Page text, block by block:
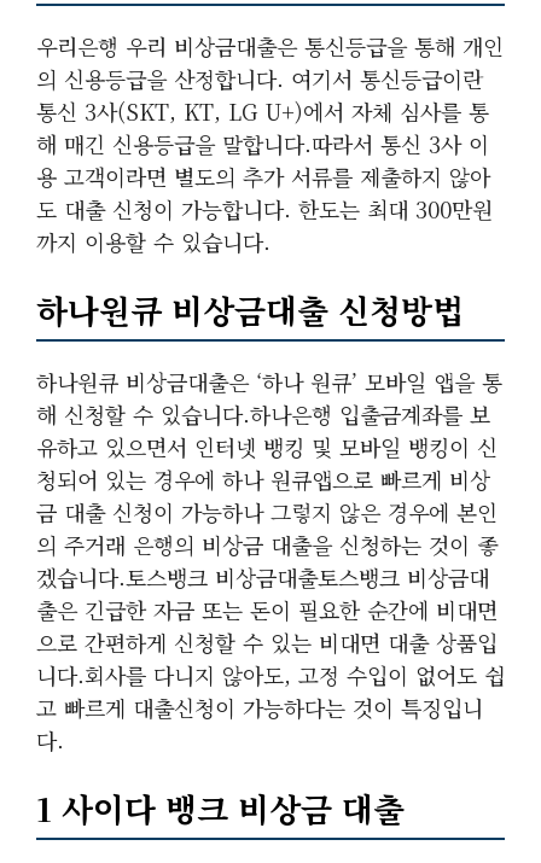
우리은행 우리 비상금대출은 통신등급을 통해 개인
의 신용등급을 산정합니다. 여기서 통신등급이란
통신 3사(SKT, KT, LG U+)에서 자체 심사를 통
해 매긴 신용등급을 말합니다.따라서 통신 3사 이
용 고객이라면 별도의 추가 서류를 제출하지 않아
도 대출 신청이 가능합니다. 한도는 최대 300만원
까지 이용할 수 있습니다.
하나원큐 비상금대출 신청방법
하나원큐 비상금대출은 ‘하나 원큐’ 모바일 앱을 통
해 신청할 수 있습니다.하나은행 입출금계좌를 보
유하고 있으면서 인터넷 뱅킹 및 모바일 뱅킹이 신
청되어 있는 경우에 하나 원큐앱으로 빠르게 비상
금 대출 신청이 가능하나 그렇지 않은 경우에 본인
의 주거래 은행의 비상금 대출을 신청하는 것이 좋
겠습니다.토스뱅크 비상금대출토스뱅크 비상금대
출은 긴급한 자금 또는 돈이 필요한 순간에 비대면
으로 간편하게 신청할 수 있는 비대면 대출 상품입
니다.회사를 다니지 않아도, 고정 수입이 없어도 쉽
고 빠르게 대출신청이 가능하다는 것이 특징입니
다.
1 사이다 뱅크 비상금 대출